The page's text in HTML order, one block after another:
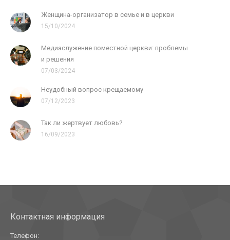
Женщина-организатор в семье и в церкви
15/10/2024
Медиаслужение поместной церкви: проблемы
и решения
07/03/2024
Неудобный вопрос крещаемому
07/12/2023
Так ли жертвует любовь?
16/09/2023
Контактная информация
Телефон: